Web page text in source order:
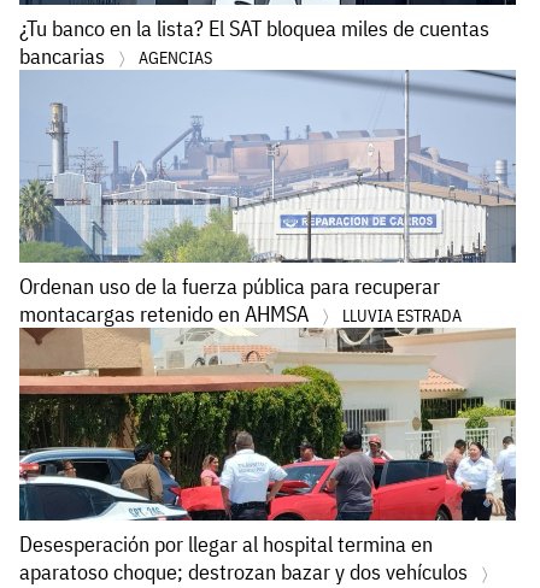
¿Tu banco en la lista? El SAT bloquea miles de cuentas
bancarias
AGENCIAS
Ordenan uso de la fuerza pública para recuperar
montacargas retenido en AHMSA
LLUVIA ESTRADA
Desesperación por llegar al hospital termina en
aparatoso choque; destrozan bazar y dos vehículos